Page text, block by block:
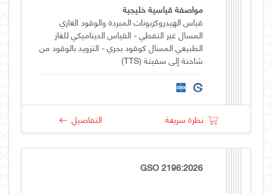
مواصفة قياسية خليجية
قياس الهيدروكربونات المبردة والوقود الغازي
المسال غير النفطي - القياس الديناميكي للغاز
الطبيعي المسال كوقود بحري - التزويد بالوقود من
شاحنة إلى سفينة (TTS)
نظرة سريعة التفاصيل
GSO 2196:2026